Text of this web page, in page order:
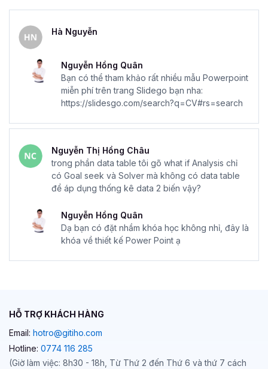
Hà Nguyễn
Nguyễn Hồng Quân
Bạn có thể tham khảo rất nhiều mẫu Powerpoint
miễn phí trên trang Slidego bạn nha:
https://slidesgo.com/search?q=CV#rs=search
Nguyễn Thị Hồng Châu
trong phần data table tôi gõ what if Analysis chỉ
có Goal seek và Solver mà không có data table
để áp dụng thống kê data 2 biến vậy?
Nguyễn Hồng Quân
Dạ bạn có đặt nhầm khóa học không nhỉ, đây là
khóa về thiết kế Power Point ạ
HỖ TRỢ KHÁCH HÀNG
Email: hotro@gitiho.com
Hotline: 0774 116 285
(Giờ làm việc: 8h30 - 18h, Từ Thứ 2 đến Thứ 6 và thứ 7 cách